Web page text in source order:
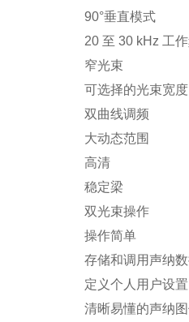
90°垂直模式
20 至 30 kHz 工
窄光束
可选择的光束宽度
双曲线调频
大动态范围
高清
稳定梁
双光束操作
操作简单
存储和调用声纳
定义个人用户设置
清晰易懂的声纳